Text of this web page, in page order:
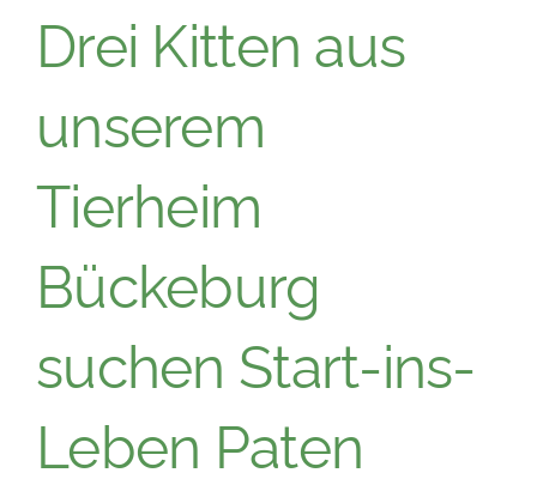
Drei Kitten aus
unserem
Tierheim
Bückeburg
suchen Start-ins-
Leben Paten